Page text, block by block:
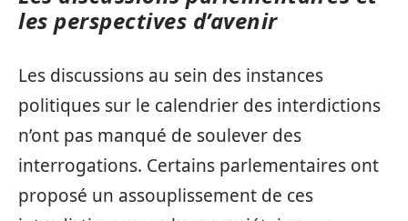
les perspectives d’avenir
Les discussions au sein des instances
politiques sur le calendrier des interdictions
n’ont pas manqué de soulever des
interrogations. Certains parlementaires ont
proposé un assouplissement de ces